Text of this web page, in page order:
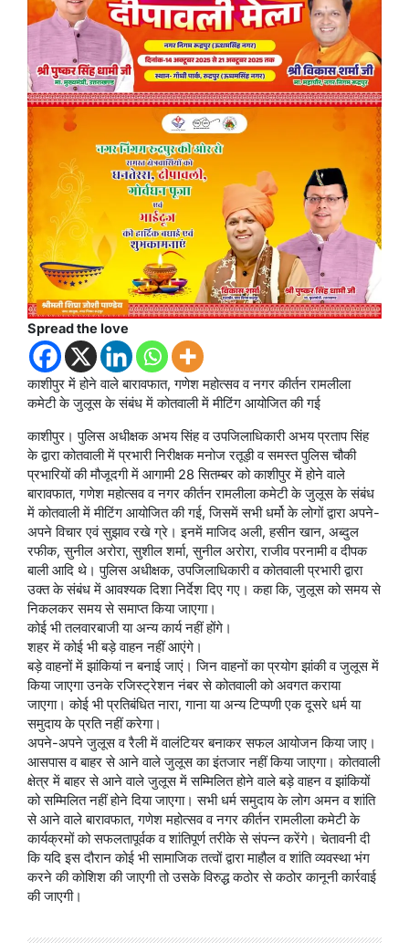
Spread the love
काशीपुर में होने वाले बारावफात, गणेश महोत्सव व नगर कीर्तन रामलीला
कमेटी के जुलूस के संबंध में कोतवाली में मीटिंग आयोजित की गई
काशीपुर। पुलिस अधीक्षक अभय सिंह व उपजिलाधिकारी अभय प्रताप सिंह
के द्वारा कोतवाली में प्रभारी निरीक्षक मनोज रतूड़ी व समस्त पुलिस चौकी
प्रभारियों की मौजूदगी में आगामी 28 सितम्बर को काशीपुर में होने वाले
बारावफात, गणेश महोत्सव व नगर कीर्तन रामलीला कमेटी के जुलूस के संबंध
में कोतवाली में मीटिंग आयोजित की गई, जिसमें सभी धर्मो के लोगों द्वारा अपने-
अपने विचार एवं सुझाव रखे ग्रे। इनमें माजिद अली, हसीन खान, अब्दुल
रफीक, सुनील अरोरा, सुशील शर्मा, सुनील अरोरा, राजीव परनामी व दीपक
बाली आदि थे। पुलिस अधीक्षक, उपजिलाधिकारी व कोतवाली प्रभारी द्वारा
उक्त के संबंध में आवश्यक दिशा निर्देश दिए गए। कहा कि, जुलूस को समय से
निकलकर समय से समाप्त किया जाएगा।
कोई भी तलवारबाजी या अन्य कार्य नहीं होंगे।
शहर में कोई भी बड़े वाहन नहीं आएंगे।
बड़े वाहनों में झांकियां न बनाई जाएं। जिन वाहनों का प्रयोग झांकी व जुलूस में
किया जाएगा उनके रजिस्ट्रेशन नंबर से कोतवाली को अवगत कराया
जाएगा। कोई भी प्रतिबंधित नारा, गाना या अन्य टिप्पणी एक दूसरे धर्म या
समुदाय के प्रति नहीं करेगा।
अपने-अपने जुलूस व रैली में वालंटियर बनाकर सफल आयोजन किया जाए।
आसपास व बाहर से आने वाले जुलूस का इंतजार नहीं किया जाएगा। कोतवाली
क्षेत्र में बाहर से आने वाले जुलूस में सम्मिलित होने वाले बड़े वाहन व झांकियों
को सम्मिलित नहीं होने दिया जाएगा। सभी धर्म समुदाय के लोग अमन व शांति
से आने वाले बारावफात, गणेश महोत्सव व नगर कीर्तन रामलीला कमेटी के
कार्यक्रमों को सफलतापूर्वक व शांतिपूर्ण तरीके से संपन्न करेंगे। चेतावनी दी
कि यदि इस दौरान कोई भी सामाजिक तत्वों द्वारा माहौल व शांति व्यवस्था भंग
करने की कोशिश की जाएगी तो उसके विरुद्ध कठोर से कठोर कानूनी कार्रवाई
की जाएगी।